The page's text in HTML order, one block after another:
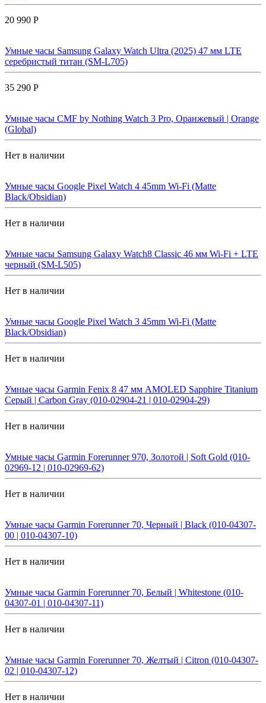
20 990 Р
Умные часы Samsung Galaxy Watch Ultra (2025) 47 мм LTE
серебристый титан (SM-L705)
35 290 Р
Умные часы CMF by Nothing Watch 3 Pro, Оранжевый | Orange
(Global)
Нет в наличии
Умные часы Google Pixel Watch 4 45mm Wi-Fi (Matte
Black/Obsidian)
Нет в наличии
Умные часы Samsung Galaxy Watch8 Classic 46 мм Wi-Fi + LTE
черный (SM-L505)
Нет в наличии
Умные часы Google Pixel Watch 3 45mm Wi-Fi (Matte
Black/Obsidian)
Нет в наличии
Умные часы Garmin Fenix 8 47 мм AMOLED Sapphire Titanium
Серый | Carbon Gray (010-02904-21 | 010-02904-29)
Нет в наличии
Умные часы Garmin Forerunner 970, Золотой | Soft Gold (010-
02969-12 | 010-02969-62)
Нет в наличии
Умные часы Garmin Forerunner 70, Черный | Black (010-04307-
00 | 010-04307-10)
Нет в наличии
Умные часы Garmin Forerunner 70, Белый | Whitestone (010-
04307-01 | 010-04307-11)
Нет в наличии
Умные часы Garmin Forerunner 70, Желтый | Citron (010-04307-
02 | 010-04307-12)
Нет в наличии